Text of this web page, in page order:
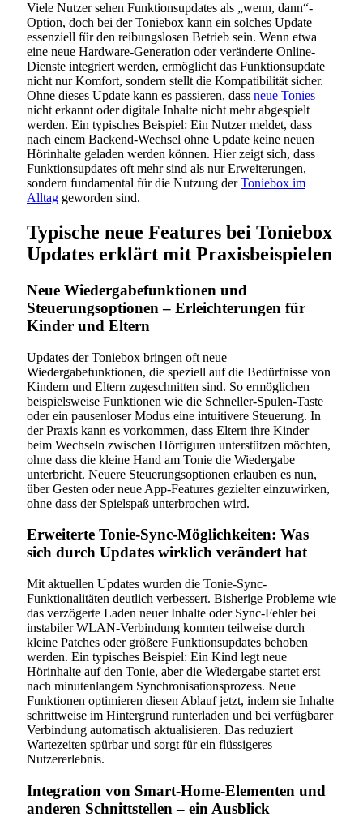
Viele Nutzer sehen Funktionsupdates als „wenn, dann“-
Option, doch bei der Toniebox kann ein solches Update
essenziell für den reibungslosen Betrieb sein. Wenn etwa
eine neue Hardware-Generation oder veränderte Online-
Dienste integriert werden, ermöglicht das Funktionsupdate
nicht nur Komfort, sondern stellt die Kompatibilität sicher.
Ohne dieses Update kann es passieren, dass neue Tonies
nicht erkannt oder digitale Inhalte nicht mehr abgespielt
werden. Ein typisches Beispiel: Ein Nutzer meldet, dass
nach einem Backend-Wechsel ohne Update keine neuen
Hörinhalte geladen werden können. Hier zeigt sich, dass
Funktionsupdates oft mehr sind als nur Erweiterungen,
sondern fundamental für die Nutzung derToniebox im
Alltag geworden sind.
Typische neue Features bei Toniebox
Updates erklärt mit Praxisbeispielen
Neue Wiedergabefunktionen und
Steuerungsoptionen – Erleichterungen für
Kinder und Eltern
Updates der Toniebox bringen oft neue
Wiedergabefunktionen, die speziell auf die Bedürfnisse von
Kindern und Eltern zugeschnitten sind. So ermöglichen
beispielsweise Funktionen wie die Schneller-Spulen-Taste
oder ein pausenloser Modus eine intuitivere Steuerung. In
der Praxis kann es vorkommen, dass Eltern ihre Kinder
beim Wechseln zwischen Hörfiguren unterstützen möchten,
ohne dass die kleine Hand am Tonie die Wiedergabe
unterbricht. Neuere Steuerungsoptionen erlauben es nun,
über Gesten oder neue App-Features gezielter einzuwirken,
ohne dass der Spielspaß unterbrochen wird.
Erweiterte Tonie-Sync-Möglichkeiten: Was
sich durch Updates wirklich verändert hat
Mit aktuellen Updates wurden die Tonie-Sync-
Funktionalitäten deutlich verbessert. Bisherige Probleme wie
das verzögerte Laden neuer Inhalte oder Sync-Fehler bei
instabiler WLAN-Verbindung konnten teilweise durch
kleine Patches oder größere Funktionsupdates behoben
werden. Ein typisches Beispiel: Ein Kind legt neue
Hörinhalte auf den Tonie, aber die Wiedergabe startet erst
nach minutenlangem Synchronisationsprozess. Neue
Funktionen optimieren diesen Ablauf jetzt, indem sie Inhalte
schrittweise im Hintergrund runterladen und bei verfügbarer
Verbindung automatisch aktualisieren. Das reduziert
Wartezeiten spürbar und sorgt für ein flüssigeres
Nutzererlebnis.
Integration von Smart-Home-Elementen und
anderen Schnittstellen – ein Ausblick